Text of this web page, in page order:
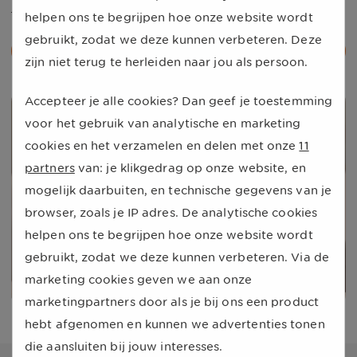
helpen ons te begrijpen hoe onze website wordt
gebruikt, zodat we deze kunnen verbeteren. Deze
zijn niet terug te herleiden naar jou als persoon.
Accepteer je alle cookies? Dan geef je toestemming
voor het gebruik van analytische en marketing
cookies en het verzamelen en delen met onze 11
partners van: je klikgedrag op onze website, en
mogelijk daarbuiten, en technische gegevens van je
browser, zoals je IP adres. De analytische cookies
helpen ons te begrijpen hoe onze website wordt
gebruikt, zodat we deze kunnen verbeteren. Via de
marketing cookies geven we aan onze
marketingpartners door als je bij ons een product
hebt afgenomen en kunnen we advertenties tonen
die aansluiten bij jouw interesses.